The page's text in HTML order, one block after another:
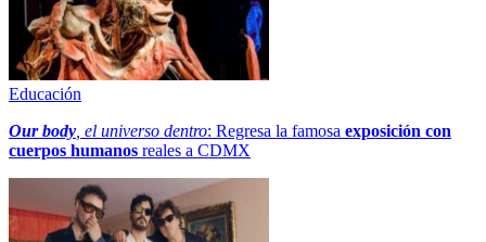
Educación
Our body , el universo dentro: Regresa la famosa exposición con
cuerpos humanos reales a CDMX